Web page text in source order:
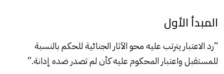
المبدأ الأول
“رد الاعتبار يترتب عليه محو الآثار الجنائية للحكم بالنسبة
للمستقبل واعتبار المحكوم عليه كأن لم تصدر ضده إدانة.”